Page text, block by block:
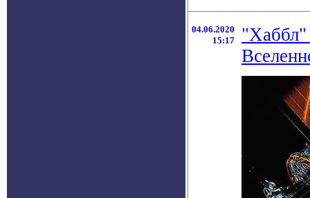
04.06.2020
15:17
"Хаббл"